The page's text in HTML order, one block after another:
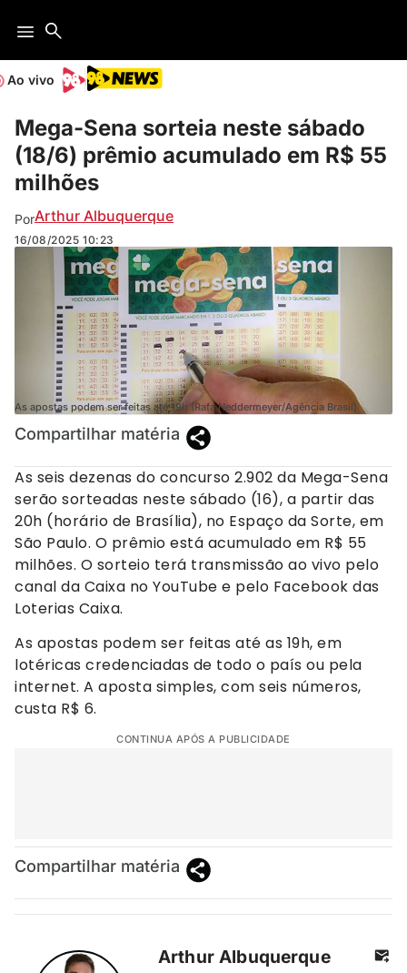
Ao vivo
Mega-Sena sorteia neste sábado
(18/6) prêmio acumulado em R$ 55
milhões
PorArthur Albuquerque
16/08/2025 10:23
As apostas podem ser feitas até 19h (Rafa Neddermeyer/Agência Brasil)
Compartilhar matéria
As seis dezenas do concurso 2.902 da Mega-Sena
serão sorteadas neste sábado (16), a partir das
20h (horário de Brasília), no Espaço da Sorte, em
São Paulo. O prêmio está acumulado em R$ 55
milhões. O sorteio terá transmissão ao vivo pelo
canal da Caixa no YouTube e pelo Facebook das
Loterias Caixa.
As apostas podem ser feitas até as 19h, em
lotéricas credenciadas de todo o país ou pela
internet. A aposta simples, com seis números,
custa R$ 6.
CONTINUA APÓS A PUBLICIDADE
Compartilhar matéria
Arthur Albuquerque